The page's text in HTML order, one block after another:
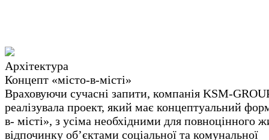
Архітектура
Концепт «місто-в-місті»
Враховуючи сучасні запити, компанія KSM-
реалізувала проект, який має концептуальний
в- місті», з усіма необхідними для повноцінного
відпочинку об’єктами соціальної та комунальної